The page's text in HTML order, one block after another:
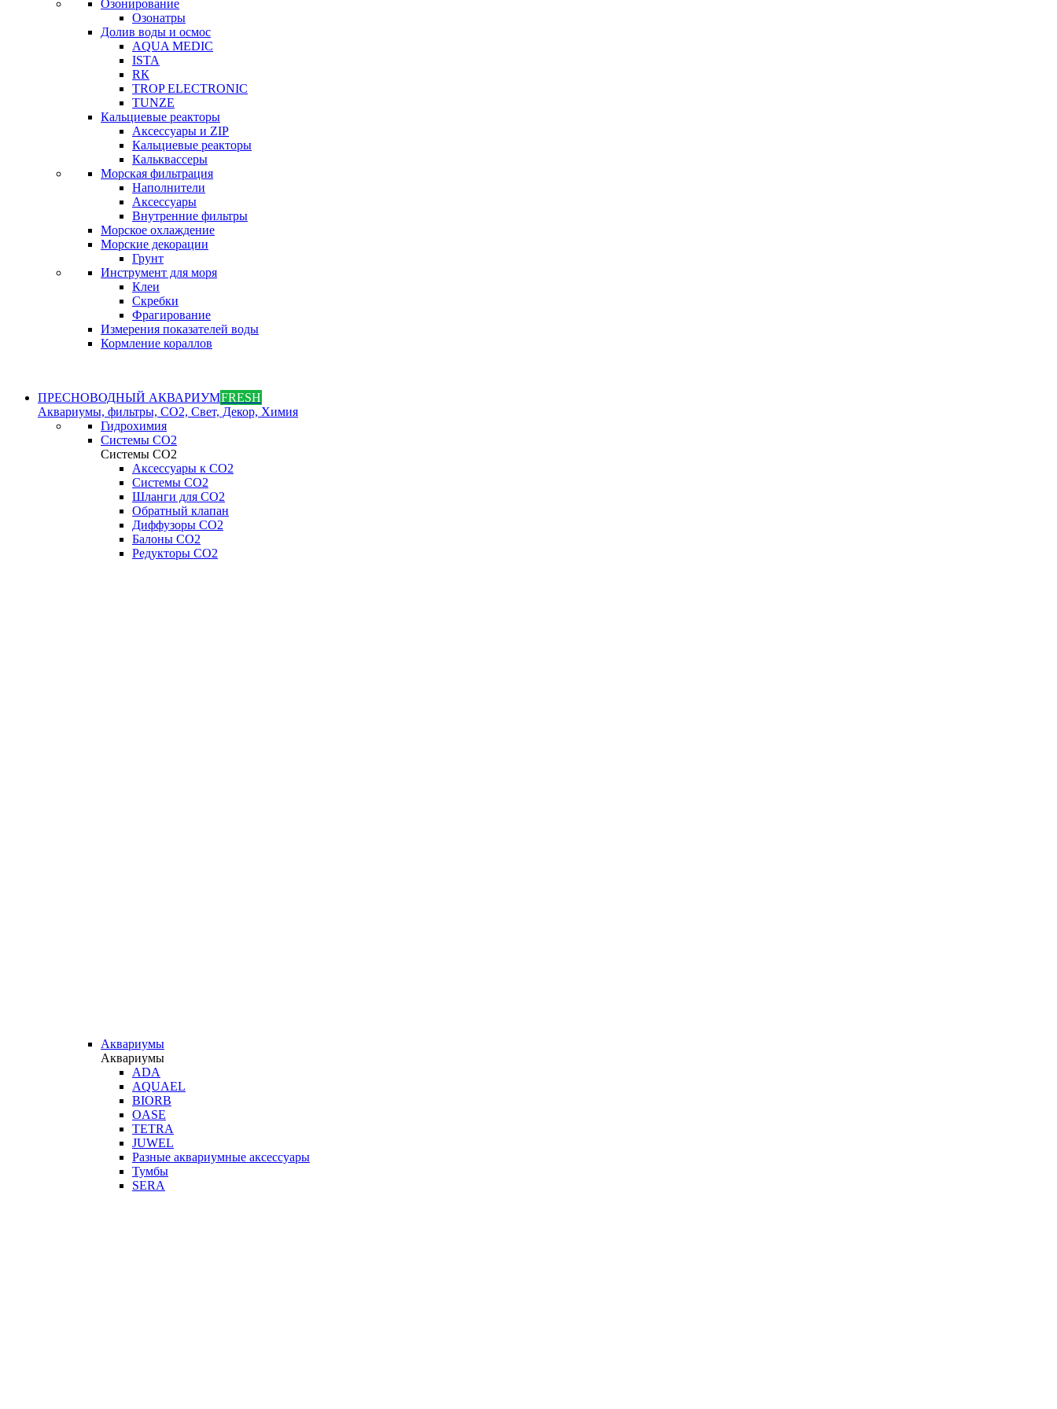
Озонирование
Озонатры
Долив воды и осмос
AQUA MEDIC
ISTA
RК
TROP ELECTRONIC
TUNZE
Кальциевые реакторы
Аксессуары и ZIP
Кальциевые реакторы
Кальквассеры
Морская фильтрация
Наполнители
Аксессуары
Внутренние фильтры
Морское охлаждение
Морские декорации
Грунт
Инструмент для моря
Клеи
Скребки
Фрагирование
Измерения показателей воды
Кормление кораллов
ПРЕСНОВОДНЫЙ АКВАРИУМFRESH
Аквариумы, фильтры, СО2, Свет, Декор, Химия
Гидрохимия
Системы СО2
Системы СО2
Аксессуары к СО2
Системы СО2
Шланги для CO2
Обратный клапан
Диффузоры СO2
Балоны CO2
Редукторы CO2
Аквариумы
Аквариумы
ADA
AQUAEL
BIORB
OASE
TETRA
JUWEL
Разные аквариумные аксессуары
Тумбы
SERA